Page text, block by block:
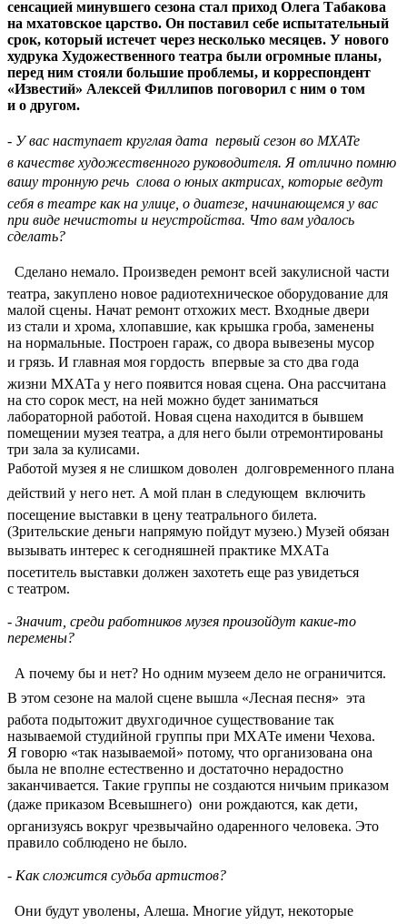
сенсацией минувшего сезона стал приход Олега Табакова
на мхатовское царство. Он поставил себе испытательный
срок, который истечет через несколько месяцев. У нового
худрука Художественного театра были огромные планы,
перед ним стояли большие проблемы, и корреспондент
«Известий» Алексей Филлипов поговорил с ним о том
и о другом.
- У вас наступает круглая дата  первый сезон во МХАТе
в качестве художественного руководителя. Я отлично помню
вашу тронную речь  слова о юных актрисах, которые ведут
себя в театре как на улице, о диатезе, начинающемся у вас
при виде нечистоты и неустройства. Что вам удалось
сделать?
 Сделано немало. Произведен ремонт всей закулисной части
театра, закуплено новое радиотехническое оборудование для
малой сцены. Начат ремонт отхожих мест. Входные двери
из стали и хрома, хлопавшие, как крышка гроба, заменены
на нормальные. Построен гараж, со двора вывезены мусор
и грязь. И главная моя гордость  впервые за сто два года
жизни МХАТа у него появится новая сцена. Она рассчитана
на сто сорок мест, на ней можно будет заниматься
лабораторной работой. Новая сцена находится в бывшем
помещении музея театра, а для него были отремонтированы
три зала за кулисами.
Работой музея я не слишком доволен  долговременного плана
действий у него нет. А мой план в следующем  включить
посещение выставки в цену театрального билета.
(Зрительские деньги напрямую пойдут музею.) Музей обязан
вызывать интерес к сегодняшней практике МХАТа 
посетитель выставки должен захотеть еще раз увидеться
с театром.
- Значит, среди работников музея произойдут какие-то
перемены?
 А почему бы и нет? Но одним музеем дело не ограничится.
В этом сезоне на малой сцене вышла «Лесная песня»  эта
работа подытожит двухгодичное существование так
называемой студийной группы при МХАТе имени Чехова.
Я говорю «так называемой» потому, что организована она
была не вполне естественно и достаточно нерадостно
заканчивается. Такие группы не создаются ничьим приказом
(даже приказом Всевышнего)  они рождаются, как дети,
организуясь вокруг чрезвычайно одаренного человека. Это
правило соблюдено не было.
- Как сложится судьба артистов?
 Они будут уволены, Алеша. Многие уйдут, некоторые